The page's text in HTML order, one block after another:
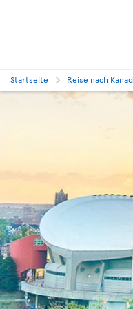
Startseite Reise nach